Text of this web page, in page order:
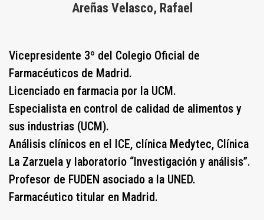
Areñas Velasco, Rafael
Vicepresidente 3º del Colegio Oficial de
Farmacéuticos de Madrid.
Licenciado en farmacia por la UCM.
Especialista en control de calidad de alimentos y
sus industrias (UCM).
Análisis clínicos en el ICE, clínica Medytec, Clínica
La Zarzuela y laboratorio “Investigación y análisis”.
Profesor de FUDEN asociado a la UNED.
Farmacéutico titular en Madrid.